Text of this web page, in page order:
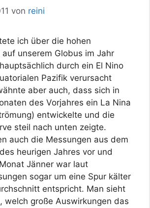
von reini
ich über die hohen
unserem Globus im Jahr
durch ein El Nino
Pazifik verursacht
aber auch, dass sich in
des Vorjahres ein La Nina
entwickelte und die
steil nach unten zeigte.
auch die Messungen aus dem
heurigen Jahres vor und
Jänner war laut
sogar um eine Spur kälter
entspricht. Man sieht
welch große Auswirkungen das